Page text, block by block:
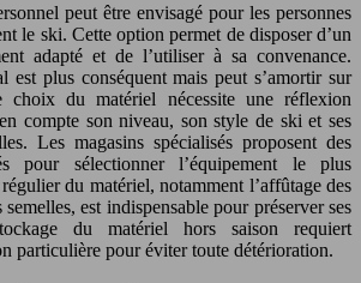
peut être envisagé pour les personnes
le ski. Cette option permet de disposer d’un
adapté et de l’utiliser à sa convenance.
est plus conséquent mais peut s’amortir sur
choix du matériel nécessite une réflexion
compte son niveau, son style de ski et ses
Les magasins spécialisés proposent des
pour sélectionner l’équipement le plus
du matériel, notamment l’affûtage des
est indispensable pour préserver ses
du matériel hors saison requiert
particulière pour éviter toute détérioration.